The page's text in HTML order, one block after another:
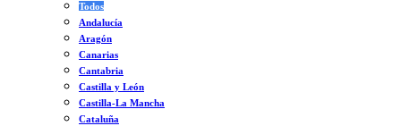
Todos
Andalucía
Aragón
Canarias
Cantabria
Castilla y León
Castilla-La Mancha
Cataluña